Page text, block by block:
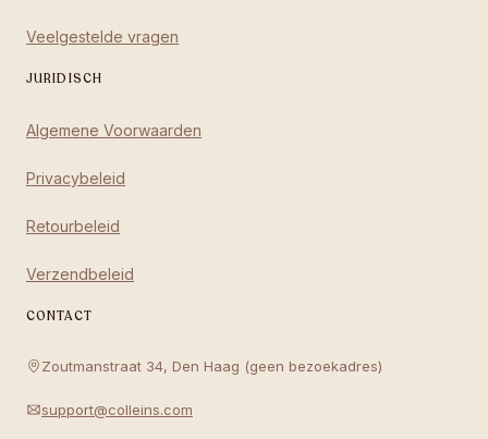
Veelgestelde vragen
JURIDISCH
Algemene Voorwaarden
Privacybeleid
Retourbeleid
Verzendbeleid
CONTACT
Zoutmanstraat 34, Den Haag (geen bezoekadres)
support@colleins.com